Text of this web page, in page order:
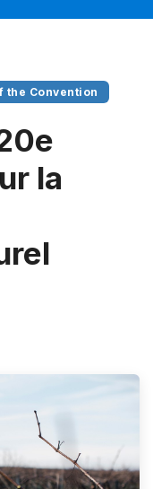
the Convention
la